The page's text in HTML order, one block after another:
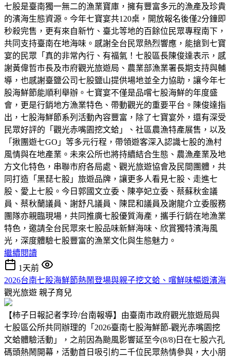
七股是臺南獨一無二的漁業寶庫，擁有豐富多元的漁產及珍貴
的濱海生態資源。今年七寶宴共120桌，開放報名後僅2分鐘即
秒殺完售，更有來自新竹、臺北等地的百餘位民眾專程南下，
共同支持臺南在地海味。感謝全台民眾熱烈響應，能搶到七寶
宴的民眾「真的非常內行、有福氣！七股區長陳俊達表示，感
謝黃偉哲市長及市府觀光旅遊局、農業部漁業署長期支持與輔
導，也感謝臺鹽公司七股鹽山提供場地並全力協助，讓今年七
股海鮮節能順利舉辦。七寶宴不僅是品嚐七股海鮮的年度盛
會，更是行銷地方漁業特色、帶動觀光的重要平台。陳俊達指
出，七股海鮮節系列活動內容豐富，除了七寶宴外，還有深受
民眾好評的「觀光赤嘴園挖文蛤」、社區農漁特產展售，以及
「揪團遊七GO」等多元行程，帶領遊客深入認識七股的漁村
風情與在地產業。未來公所也將持續結合生態、農漁產業及地
方文化特色，串聯市府各局處、觀光旅遊協會及民間團體，共
同打造「黑琵七股」旅遊品牌，讓更多人看見七股、走進七
股、愛上七股。今日郭國文立委、陳亭妃立委、蔡蘇秋金議
員、蔡秋蘭議員、謝舒凡議員、陳昆和議員及謝龍介立委服務
團隊亦親臨現場，共同推廣七股優質海產，攜手行銷在地漁業
特色，邀請全台民眾來七股品味新鮮海味、欣賞獨特濱海風
光，深度體驗七股豐富的漁業文化與生態魅力。
繼續閱讀
1天前
2026台南七股海鮮節熱鬧登場與親子挖文蛤、嚐鮮味暢遊濱海
觀光旅遊 親子育兒
【柿子日報記者李玲/台南報導】由臺南市政府觀光旅遊局與
七股區公所共同辦理的「2026臺南七股海鮮節-觀光赤嘴園挖
文蛤體驗活動」，之前因為颱風影響延至今(8/8)日在七股六孔
碼頭熱鬧開幕，活動首日吸引約二千位民眾熱情參與，大小朋